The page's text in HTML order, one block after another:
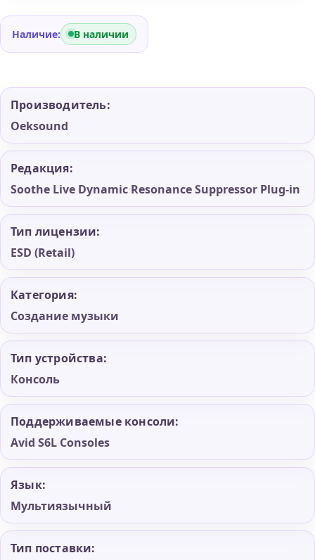
Наличие: В наличии
Производитель:
Oeksound
Редакция:
Soothe Live Dynamic Resonance Suppressor Plug-in
Тип лицензии:
ESD (Retail)
Категория:
Создание музыки
Тип устройства:
Консоль
Поддерживаемые консоли:
Avid S6L Consoles
Язык:
Мультиязычный
Тип поставки: